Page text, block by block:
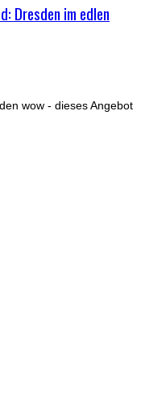
Dresden im edlen
wow - dieses Angebot